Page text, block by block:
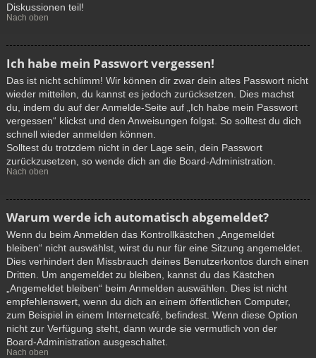
Diskussionen teil!
Nach oben
Ich habe mein Passwort vergessen!
Das ist nicht schlimm! Wir können dir zwar dein altes Passwort nicht
wieder mitteilen, du kannst es jedoch zurücksetzen. Dies machst
du, indem du auf der Anmelde-Seite auf „Ich habe mein Passwort
vergessen“ klickst und den Anweisungen folgst. So solltest du dich
schnell wieder anmelden können.
Solltest du trotzdem nicht in der Lage sein, dein Passwort
zurückzusetzen, so wende dich an die Board-Administration.
Nach oben
Warum werde ich automatisch abgemeldet?
Wenn du beim Anmelden das Kontrollkästchen „Angemeldet
bleiben“ nicht auswählst, wirst du nur für eine Sitzung angemeldet.
Dies verhindert den Missbrauch deines Benutzerkontos durch einen
Dritten. Um angemeldet zu bleiben, kannst du das Kästchen
„Angemeldet bleiben“ beim Anmelden auswählen. Dies ist nicht
empfehlenswert, wenn du dich an einem öffentlichen Computer,
zum Beispiel in einem Internetcafé, befindest. Wenn diese Option
nicht zur Verfügung steht, dann wurde sie vermutlich von der
Board-Administration ausgeschaltet.
Nach oben